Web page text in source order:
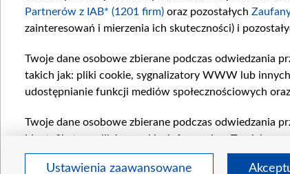
Partnerów z IAB* (1201 firm) oraz pozostałych
zainteresowań i mierzenia ich skuteczności) i
Twoje dane osobowe zbierane podczas odwiedzania
takich jak: pliki cookie, sygnalizatory WWW lub
udostępnianie funkcji mediów społecznościowych
Twoje dane osobowe zbierane podczas odwiedzania
identyfikatory plików cookie, informacje o Twoich
pozostałychZaufanych Partnerów TVP
dla realizacji
Ustawienia zaawansowane